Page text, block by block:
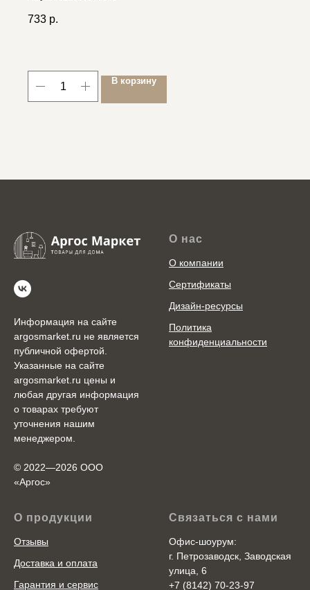
733 р.
В корзину
Информация на сайте
argosmarket.ru не является
публичной офертой.
Указанные на сайте
argosmarket.ru цены и
любая другая информация
о товарах требуют
уточнения нашим
менеджером.
© 2022—2026 ООО
«Аргоc»
О нас
О компании
Сертификаты
Дизайн-ресурсы
Политика
конфиденциальности
О продукции
Отзывы
Доставка и оплата
Гарантия и сервис
Связаться с нами
Офис-шоурум:
г. Петрозаводск, Заводская
улица, 6
+7 (8142) 70-23-97